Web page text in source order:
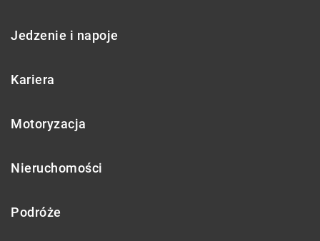
Jedzenie i napoje
Kariera
Motoryzacja
Nieruchomości
Podróże